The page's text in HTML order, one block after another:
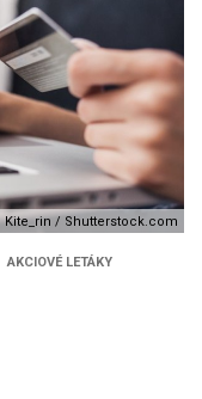
Kite_rin / Shutterstock.com
AKCIOVÉ LETÁKY